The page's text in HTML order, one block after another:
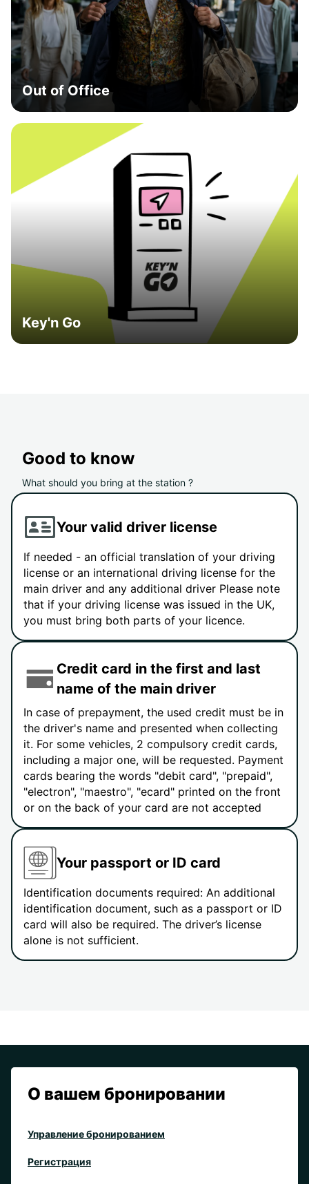
Out of Office
Key'n Go
Good to know
What should you bring at the station ?
Your valid driver license
If needed - an official translation of your driving
license or an international driving license for the
main driver and any additional driver Please note
that if your driving license was issued in the UK,
you must bring both parts of your licence.
Credit card in the first and last
name of the main driver
In case of prepayment, the used credit must be in
the driver's name and presented when collecting
it. For some vehicles, 2 compulsory credit cards,
including a major one, will be requested. Payment
cards bearing the words "debit card", "prepaid",
"electron", "maestro", "ecard" printed on the front
or on the back of your card are not accepted
Your passport or ID card
Identification documents required: An additional
identification document, such as a passport or ID
card will also be required. The driver’s license
alone is not sufficient.
О вашем бронировании
Управление бронированием
Регистрация